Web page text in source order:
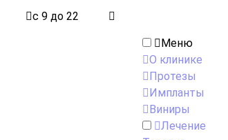
с 9 до 22
Меню
О клинике
Протезы
Импланты
Виниры
Лечение